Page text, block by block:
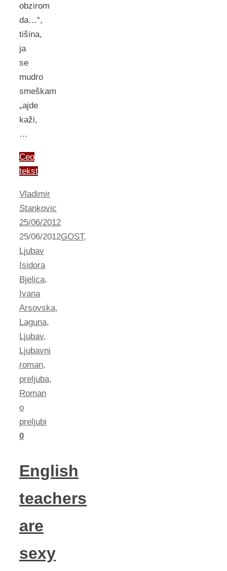
obzirom
da…“,
tišina,
ja
se
mudro
smeškam
„ajde
kaži,
…
Ceo
tekst
Vladimir
Stankovic
25/06/2012
25/06/2012GOST,
Ljubav
Isidora
Bjelica,
Ivana
Arsovska,
Laguna,
Ljubav,
Ljubavni
roman,
preljuba,
Roman
o
preljubi
0
English
teachers
are
sexy